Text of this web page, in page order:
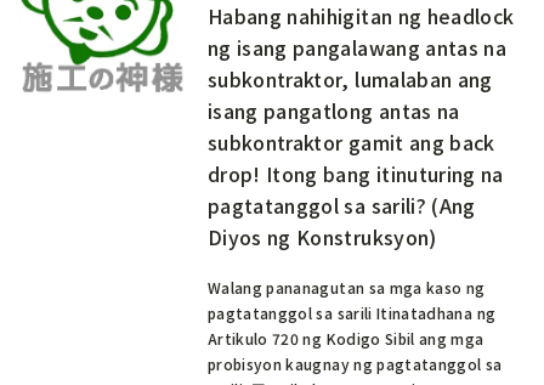
Habang nahihigitan ng headlock
ng isang pangalawang antas na
subkontraktor, lumalaban ang
isang pangatlong antas na
subkontraktor gamit ang back
drop! Itong bang itinuturing na
pagtatanggol sa sarili? (Ang
Diyos ng Konstruksyon)
Walang pananagutan sa mga kaso ng
pagtatanggol sa sarili Itinatadhana ng
Artikulo 720 ng Kodigo Sibil ang mga
probisyon kaugnay ng pagtatanggol sa